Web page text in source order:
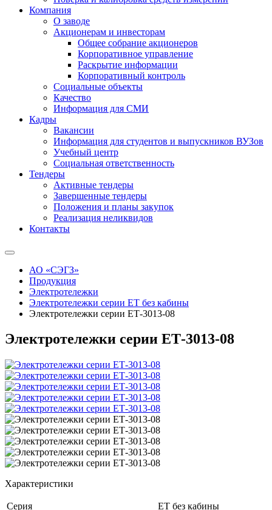
Компания
О заводе
Акционерам и инвесторам
Общее собрание акционеров
Корпоративное управление
Раскрытие информации
Корпоративный контроль
Социальные объекты
Качество
Информация для СМИ
Кадры
Вакансии
Информация для студентов и выпускников ВУЗов
Учебный центр
Социальная ответственность
Тендеры
Активные тендеры
Завершенные тендеры
Положения и планы закупок
Реализация неликвидов
Контакты
АО «СЭГЗ»
Продукция
Электротележки
Электротележки серии ЕТ без кабины
Электротележки серии ЕТ-3013-08
Электротележки серии ЕТ-3013-08
Характеристики
Серия ЕТ без кабины